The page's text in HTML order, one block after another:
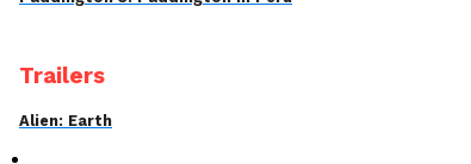
Trailers
Alien: Earth